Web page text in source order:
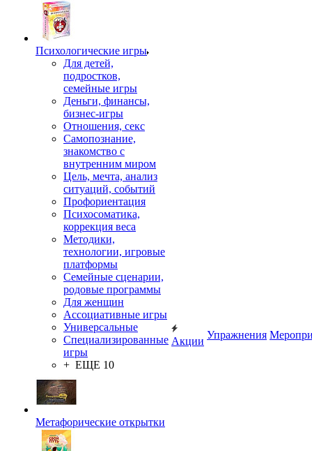
Психологические игры
Для детей,
подростков,
семейные игры
Деньги, финансы,
бизнес-игры
Отношения, секс
Самопознание,
знакомство с
внутренним миром
Цель, мечта, анализ
ситуаций, событий
Профориентация
Психосоматика,
коррекция веса
Методики,
технологии, игровые
платформы
Семейные сценарии,
родовые программы
Для женщин
Ассоциативные игры
Универсальные
Специализированные
игры
+ ЕЩЕ 10
Метафорические открытки
Акции
Упражнения